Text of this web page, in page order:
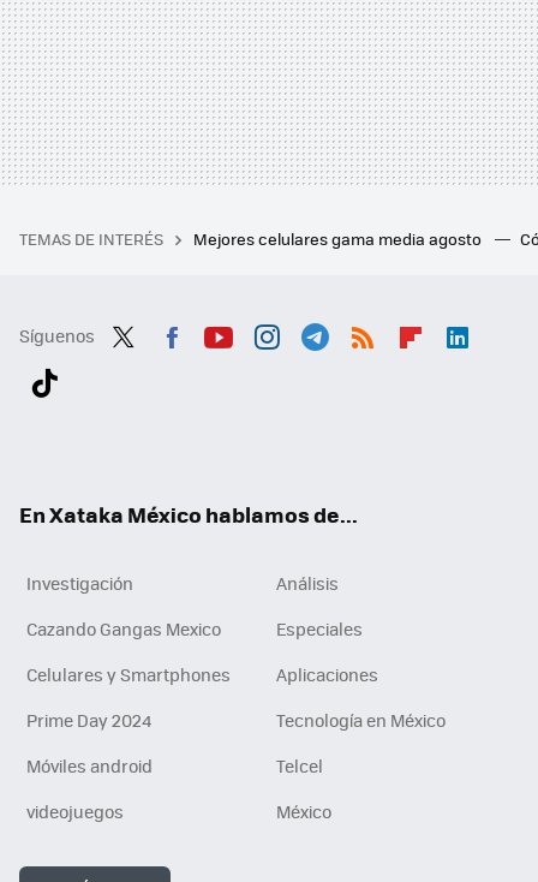
TEMAS DE INTERÉS Mejores celulares gama media agosto
Síguenos
En Xataka México hablamos de...
Investigación
Análisis
Cazando Gangas Mexico
Especiales
Celulares y Smartphones
Aplicaciones
Prime Day 2024
Tecnología en México
Móviles android
Telcel
videojuegos
México